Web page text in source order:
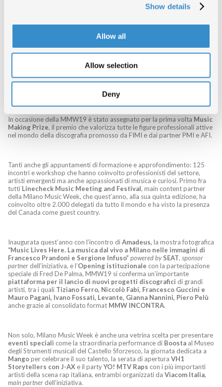
Show details
Allow all
Allow selection
Deny
Milano Music Week alla sua terza edizione ha dimostrato di avere superato i
internazionale. Più che negli anni scorsi tanti appassionati sono arrivati da
tutta Italia non solo per i grandi e piccoli concerti, ma soprattutto per i
professionisti del settore provenienti da tutto il mondo. Milano si è dimostrata
Paese con un’apertura sempre maggiore verso la scena internazionale
Vice Presidente Talent & Music di Viacom International Media
In occasione della MMW19 è stato assegnato per la prima volta Music
Making Prize, il premio che valorizza tutte le figure professionali attive
nel mondo della discografia promosso da FIMI e dai partner PMI e AFI.
Tanti anche gli appuntamenti di formazione e approfondimento: 125
incontri e workshop che hanno coinvolto professionisti del settore,
artisti emergenti ma anche appassionati di musica e curiosi. Primo fra
tutti Linecheck Music Meeting and Festival, main content partner
della Milano Music Week, che quest’anno, alla sua quinta edizione, ha
coinvolto oltre 2.000 delegati da tutto il mondo e ha visto la presenza
del Canada come guest country.
Inaugurata quest’anno con l’incontro diAmadeus, la mostra fotografica
“Music Lives Here. La musica dal vivo a Milano nelle immagini di
Francesco Prandoni e Sergione Infuso” powered by SEAT, sponsor
partner dell’iniziativa, e l’Opening istituzionale con la partecipazione
speciale di Fred De Palma, MMW19 si conferma un’importante
piattaforma per il lancio di nuovi progetti discografici di grandi
artisti, tra i quali Tiziano Ferro, Niccolò Fabi, Francesco Guccini e
Mauro Pagani, Ivano Fossati, Levante, Gianna Nannini, Piero Pelù
anche grazie al consolidato format MMW INCONTRA.
Non solo, Milano Music Week è anche una vetrina scelta per presentare
eventi speciali come la straordinaria performance di Boosta al Museo
degli Strumenti musicali del Castello Sforzesco, la giornata dedicata a
Mangoper celebrare il suo talento, la serata di apertura VH1
Storytellers con J-AX e il partyYO! MTV Raps con i più importanti
artisti della scena rap italiana, entrambi organizzati da Viacom Italia,
main partner dell’iniziativa.